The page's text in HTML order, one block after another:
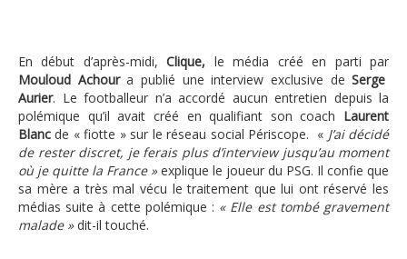
En début d’après-midi,Clique, le média créé en parti par
Mouloud Achoura publié une interview exclusive deSerge
Aurier. Le footballeur n’a accordé aucun entretien depuis la
polémique qu’il avait créé en qualifiant son coach Laurent
Blanc de « fiotte » sur le réseau social Périscope. « J’ai décidé
de rester discret, je ferais plus d’interview jusqu’au moment
où je quitte la France »explique le joueur du PSG. Il confie que
sa mère a très mal vécu le traitement que lui ont réservé les
médias suite à cette polémique : « Elle est tombé gravement
malade »dit-il touché.